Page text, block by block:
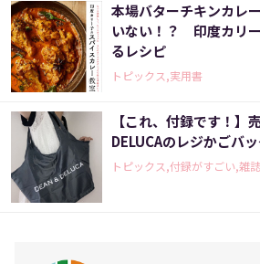
本場バターチキンカレ
いない！？ 印度カリ
るレシピ
トピックス,実用書
【これ、付録です！】
DELUCAのレジかごバ
トピックス,付録がすごい,雑